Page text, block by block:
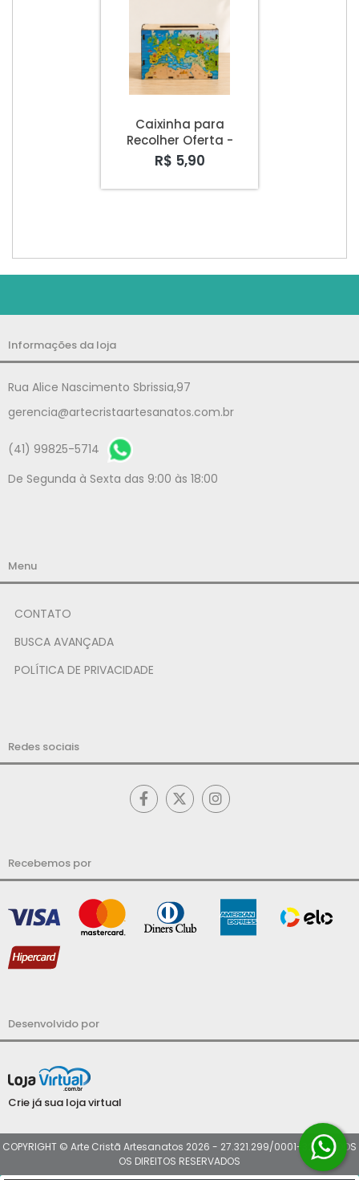
Caixinha para
Recolher Oferta -
Divisão Intereuropéia
R$ 5,90
Informações da loja
Rua Alice Nascimento Sbrissia,97
gerencia@artecristaartesanatos.com.br
(41) 99825-5714
De Segunda à Sexta das 9:00 às 18:00
Menu
CONTATO
BUSCA AVANÇADA
POLÍTICA DE PRIVACIDADE
Redes sociais
Recebemos por
Desenvolvido por
Crie já sua loja virtual
COPYRIGHT © Arte Cristã Artesanatos 2026 - 27.321.299/0001-32 - TODOS
OS DIREITOS RESERVADOS